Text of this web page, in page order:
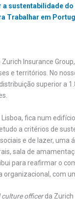
sustentabilidade
Trabalhar em
Insurance
e territórios. No
superior a
fica num
a critérios de
e de lazer,
sala de
para reafirmar o
organizacional, com
culture officerda Zurich